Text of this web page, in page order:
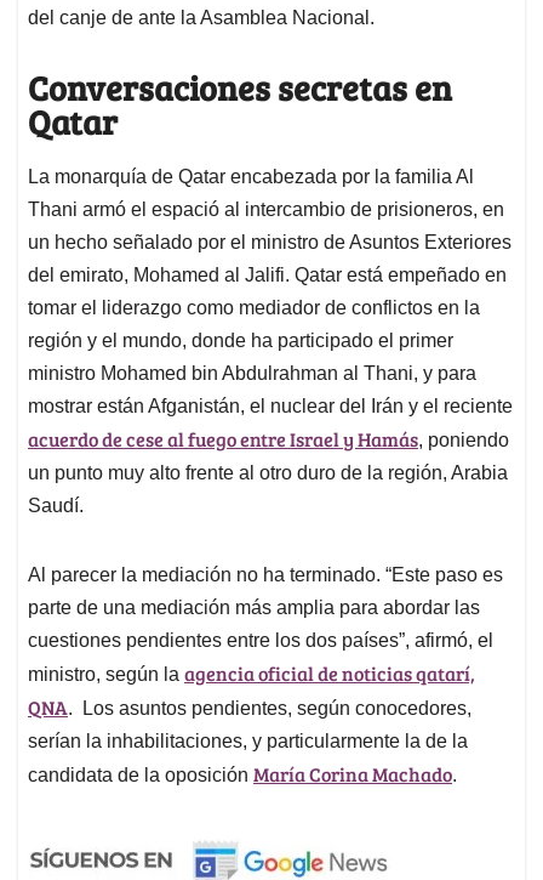
del canje de ante la Asamblea Nacional.
Conversaciones secretas en
Qatar
La monarquía de Qatar encabezada por la familia Al
Thani armó el espació al intercambio de prisioneros, en
un hecho señalado por el ministro de Asuntos Exteriores
del emirato, Mohamed al Jalifi. Qatar está empeñado en
tomar el liderazgo como mediador de conflictos en la
región y el mundo, donde ha participado el primer
ministro Mohamed bin Abdulrahman al Thani, y para
mostrar están Afganistán, el nuclear del Irán y el reciente
acuerdo de cese al fuego entre Israel y Hamás, poniendo
un punto muy alto frente al otro duro de la región, Arabia
Saudí.
Al parecer la mediación no ha terminado. “Este paso es
parte de una mediación más amplia para abordar las
cuestiones pendientes entre los dos países”, afirmó, el
ministro, según la agencia oficial de noticias qatarí,
QNA. Los asuntos pendientes, según conocedores,
serían la inhabilitaciones, y particularmente la de la
candidata de la oposición María Corina Machado.